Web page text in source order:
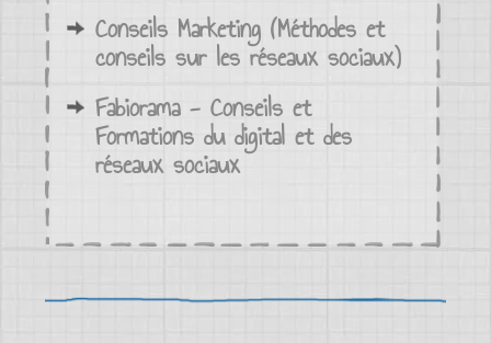
Conseils Marketing (Méthodes et
conseils sur les réseaux sociaux)
Fabiorama - Conseils et
Formations du digital et des
réseaux sociaux